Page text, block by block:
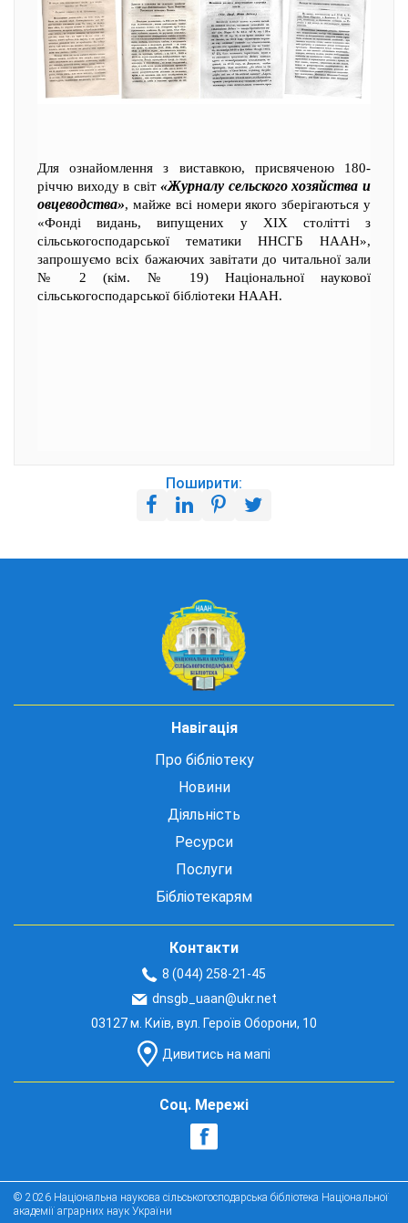
Для ознайомлення з виставкою, присвяченою 180-
річчю виходу в світ«Журналу сельского хозяйства и
овцеводства», майже всі номери якого зберігаються у
«Фонді видань, випущених у ХІХ столітті з
сільськогосподарської тематики ННСГБ НААН»,
запрошуємо всіх бажаючих завітати до читальної зали
№ 2 (кім. № 19) Національної наукової
сільськогосподарської бібліотеки НААН.
Поширити:
Навігація
Про бібліотеку
Новини
Діяльність
Ресурси
Послуги
Бібліотекарям
Контакти
8 (044) 258-21-45
dnsgb_uaan@ukr.net
03127 м. Київ, вул. Героїв Оборони, 10
Дивитись на мапі
Соц. Мережі
© 2026 Національна наукова сільськогосподарська бібліотека Національної
академії аграрних наук України